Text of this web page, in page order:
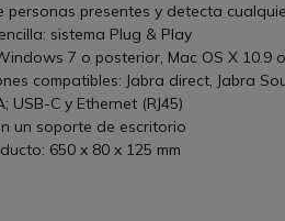
personas presentes y detecta
sistema Plug & Play
7 o posterior, Mac OS X 10.9
compatibles: Jabra direct, Jabra
USB-C y Ethernet (RJ45)
un soporte de escritorio
650 x 80 x 125 mm